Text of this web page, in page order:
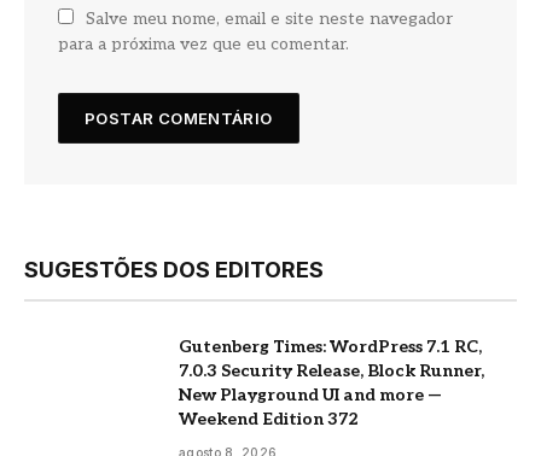
Salve meu nome, email e site neste navegador
para a próxima vez que eu comentar.
SUGESTÕES DOS EDITORES
Gutenberg Times: WordPress 7.1 RC,
7.0.3 Security Release, Block Runner,
New Playground UI and more —
Weekend Edition 372
agosto 8, 2026